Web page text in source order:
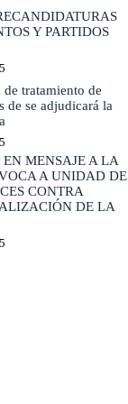
Y PARTIDOS
tratamiento de
de se adjudicará la
MENSAJE A LA
A UNIDAD DE
CONTRA
DE LA